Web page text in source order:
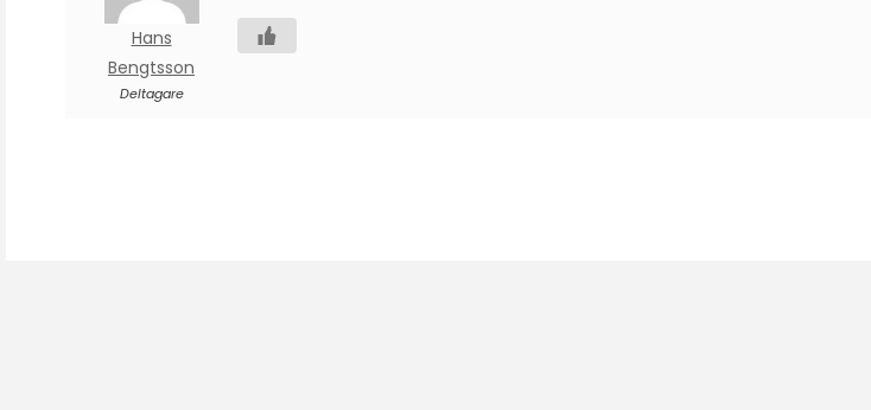
Hans
Bengtsson
Deltagare